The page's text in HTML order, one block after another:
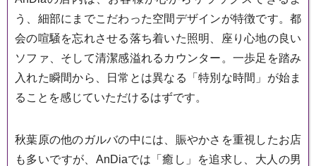
う、細部にまでこだわった空間デザインが特徴です。都
会の喧騒を忘れさせる落ち着いた照明、座り心地の良い
ソファ、そして清潔感溢れるカウンター。一歩足を踏み
入れた瞬間から、日常とは異なる「特別な時間」が始ま
ることを感じていただけるはずです。
秋葉原の他のガルバの中には、賑やかさを重視したお店
も多いですが、AnDiaでは「癒し」を追求し、大人の男